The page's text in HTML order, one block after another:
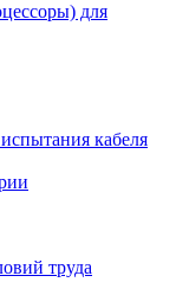
для
кабеля
труда